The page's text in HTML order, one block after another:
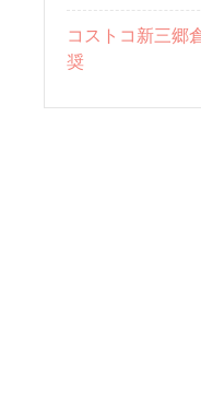
コストコ新三郷
奨